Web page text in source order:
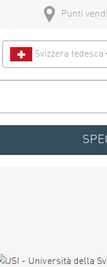
Punti
Svizzera tedesca